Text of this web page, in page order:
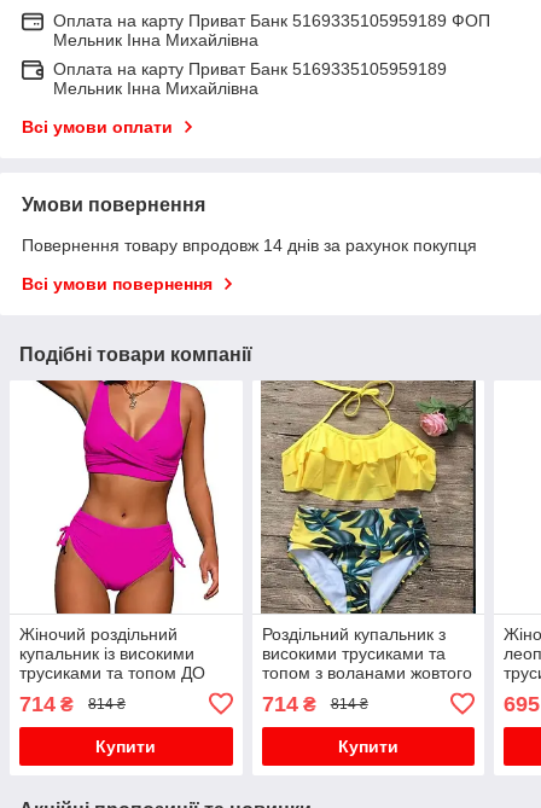
Оплата на карту Приват Банк 5169335105959189 ФОП
Мельник Інна Михайлівна
Оплата на карту Приват Банк 5169335105959189
Мельник Інна Михайлівна
Всі умови оплати
Умови повернення
Повернення товару впродовж 14 днів за рахунок покупця
Всі умови повернення
Подібні товари компанії
Жіночий роздільний
купальник із високими
трусиками та топом ДО
714 ₴ 814 ₴
Купити
Роздільний купальник з
високими трусиками та
топом з воланами жовтого
714₴ 814 ₴
Купити
695